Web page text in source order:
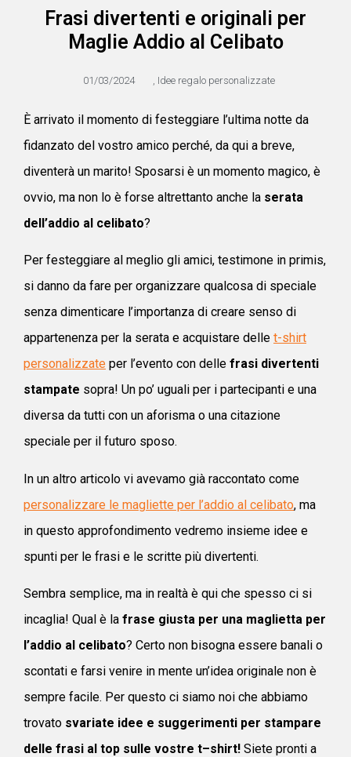
Frasi divertenti e originali per
Maglie Addio al Celibato
01/03/2024 Idee regalo personalizzate
È arrivato il momento di festeggiare l’ultima notte da
fidanzato del vostro amico perché, da qui a breve,
diventerà un marito! Sposarsi è un momento magico, è
ovvio, ma non lo è forse altrettanto anche la serata
dell’addio al celibato?
Per festeggiare al meglio gli amici, testimone in primis,
si danno da fare per organizzare qualcosa di speciale
senza dimenticare l’importanza di creare senso di
appartenenza per la serata e acquistare delle t-shirt
personalizzate per l’evento con delle frasi divertenti
stampate sopra! Un po’ uguali per i partecipanti e una
diversa da tutti con un aforisma o una citazione
speciale per il futuro sposo.
In un altro articolo vi avevamo già raccontato come
personalizzare le magliette per l’addio al celibato, ma
in questo approfondimento vedremo insieme idee e
spunti per le frasi e le scritte più divertenti.
Sembra semplice, ma in realtà è qui che spesso ci si
incaglia! Qual è la frase giusta per una maglietta per
l’addio al celibato? Certo non bisogna essere banali o
scontati e farsi venire in mente un’idea originale non è
sempre facile. Per questo ci siamo noi che abbiamo
trovato svariate idee e suggerimenti per stampare
delle frasi al top sulle vostre t–shirt! Siete pronti a